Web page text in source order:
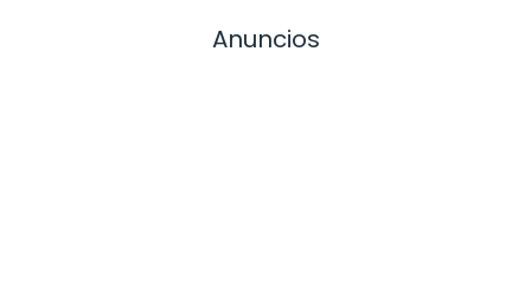
Anuncios